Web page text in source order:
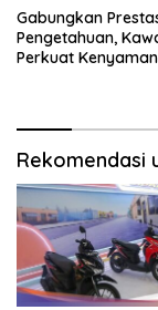
Gabungkan
Pengetahuan,
Perkuat
Rekomendasi